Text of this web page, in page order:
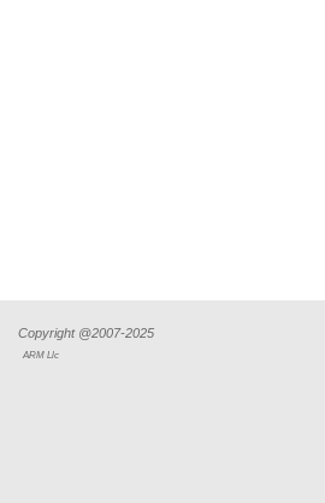
Copyright @2007-2025
ARM Llc